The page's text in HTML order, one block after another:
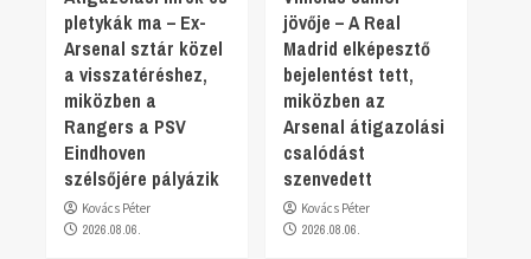
pletykák ma – Ex-
Arsenal sztár közel
a visszatéréshez,
miközben a
Rangers a PSV
Eindhoven
szélsőjére pályázik
Kovács Péter
2026.08.06.
jövője – A Real
Madrid elképesztő
bejelentést tett,
miközben az
Arsenal átigazolási
csalódást
szenvedett
Kovács Péter
2026.08.06.